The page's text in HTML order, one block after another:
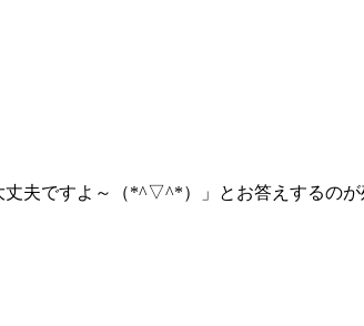
夫ですよ～（*^▽^*）」とお答えするのが